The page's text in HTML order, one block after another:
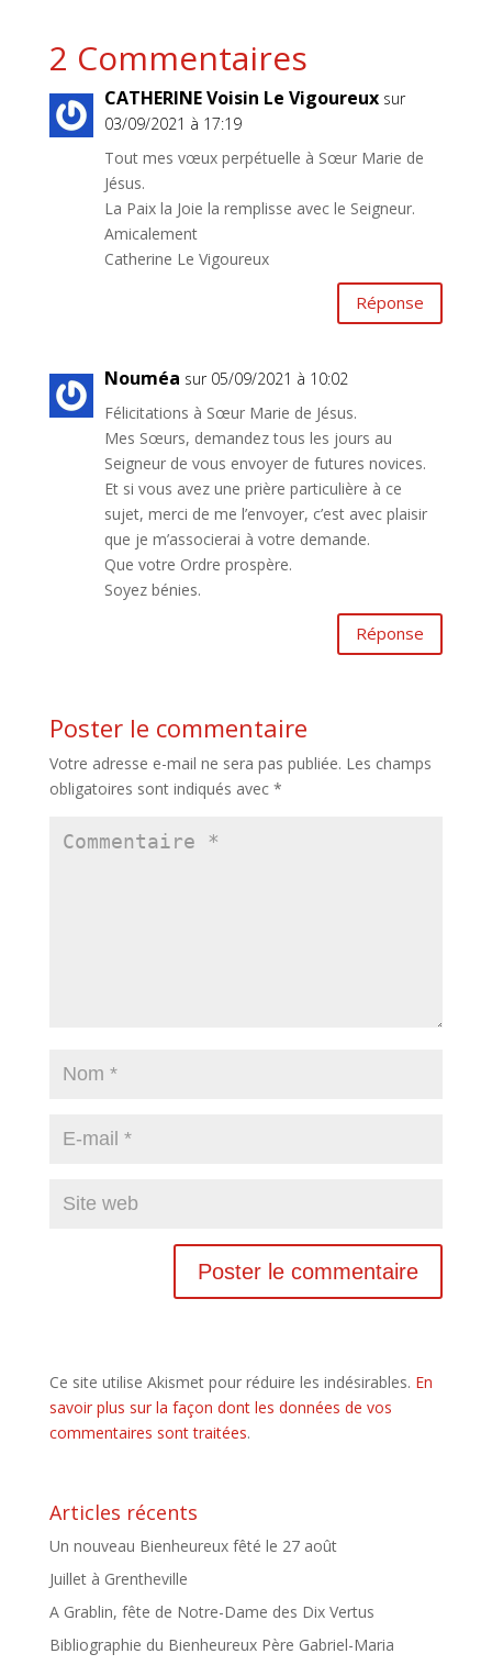
2 Commentaires
CATHERINE Voisin Le Vigoureux sur
03/09/2021 à 17:19
Tout mes vœux perpétuelle à Sœur Marie de
Jésus.
La Paix la Joie la remplisse avec le Seigneur.
Amicalement
Catherine Le Vigoureux
Réponse
Nouméa sur 05/09/2021 à 10:02
Félicitations à Sœur Marie de Jésus.
Mes Sœurs, demandez tous les jours au
Seigneur de vous envoyer de futures novices.
Et si vous avez une prière particulière à ce
sujet, merci de me l’envoyer, c’est avec plaisir
que je m’associerai à votre demande.
Que votre Ordre prospère.
Soyez bénies.
Réponse
Poster le commentaire
Votre adresse e-mail ne sera pas publiée. Les champs
obligatoires sont indiqués avec *
Ce site utilise Akismet pour réduire les indésirables. En
savoir plus sur la façon dont les données de vos
commentaires sont traitées.
Articles récents
Un nouveau Bienheureux fêté le 27 août
Juillet à Grentheville
A Grablin, fête de Notre-Dame des Dix Vertus
Bibliographie du Bienheureux Père Gabriel-Maria